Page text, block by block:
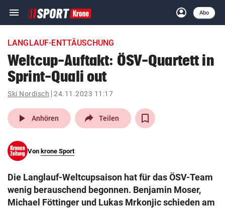
menu Navigation
ein-/ausklappen
account_circle
Anmelden
Abo
close Schließen
account_circle Anmelden
pin_drop
Wien arrow_right
search
eingeben
LANGLAUF-ENTTÄUSCHUNG
Weltcup-Auftakt: ÖSV-Quartett in
Sprint-Quali out
Ski Nordisch 24.11.2023 11:17
play_arrow Anhören Teilen
Von krone Sport
Die Langlauf-Weltcupsaison hat für das ÖSV-Team
wenig berauschend begonnen. Benjamin Moser,
Michael Föttinger und Lukas Mrkonjic schieden am